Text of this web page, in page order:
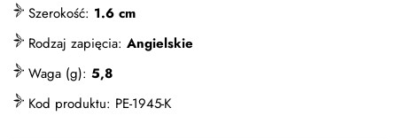
Szerokość: 1.6 cm
Rodzaj zapięcia: Angielskie
Waga (g): 5,8
Kod produktu: PE-1945-K